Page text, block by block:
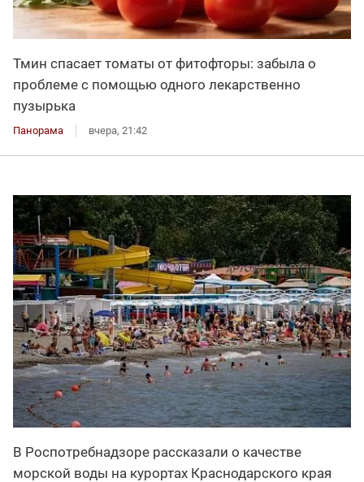
Тмин спасает томаты от фитофторы: забыла о
проблеме с помощью одного лекарственно
пузырька
Панорама вчера, 21:42
В Роспотребнадзоре рассказали о качестве
морской воды на курортах Краснодарского края